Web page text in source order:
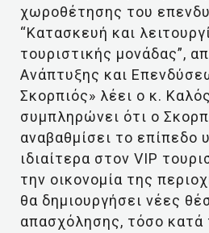
χωροθέτησης του
“Κατασκευή και
τουριστικής μονάδας”,
Ανάπτυξης και
Σκορπιός» λέει ο κ.
συμπληρώνει ότι ο
αναβαθμίσει το επίπεδο
ιδιαίτερα στον VIP
την οικονομία της
θα δημιουργήσει νέες
απασχόλησης, τόσο κατά